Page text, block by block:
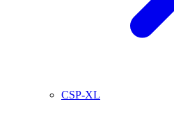
CSP-XL